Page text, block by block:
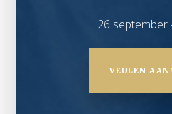
26
VEULEN